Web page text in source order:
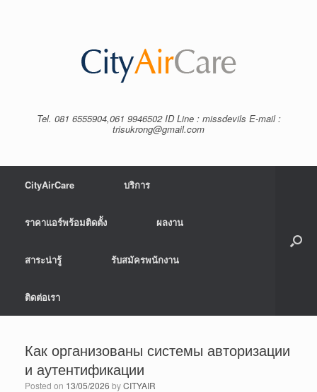
Tel. 081 6555904,061 9946502 ID Line : missdevils E-mail :
trisukrong@gmail.com
CityAirCare บริการ
ราคาแอร์พร้อมติดตั้ง ผลงาน
สาระน่ารู้ รับสมัครพนักงาน
ติดต่อเรา
Как организованы системы авторизации
и аутентификации
Posted on 13/05/2026 byCITYAIR